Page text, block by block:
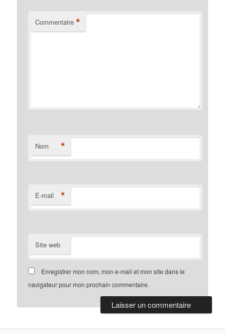
Commentaire *
Nom *
E-mail *
Site web
Enregistrer mon nom, mon e-mail et mon site dans le
navigateur pour mon prochain commentaire.